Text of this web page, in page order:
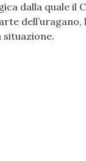
dalla quale
situazione.